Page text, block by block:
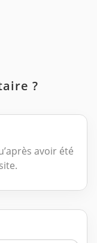
?
avoir été